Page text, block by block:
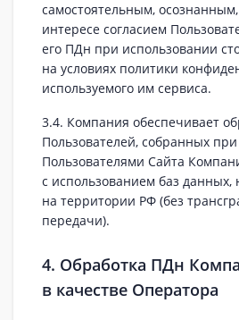
самостоятельным,
интересе согласием
его ПДн при использовании
на условиях политики
используемого им сервиса.
3.4. Компания обеспечивает
Пользователей, собранных
Пользователями Сайта
с использованием баз данных,
на территории РФ (без
передачи).
4. Обработка ПДн
в качестве Оператора